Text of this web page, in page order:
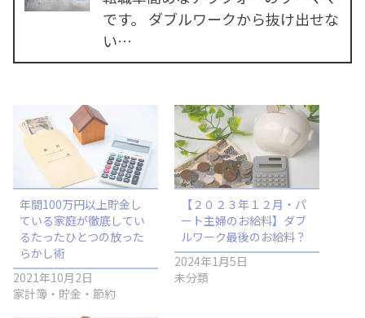
です。 ダブルワークから抜け出せな
い…
年間100万円以上貯金し
ている家庭が徹底してい
るたったひとつの放った
らかし術
2021年10月2日
家計簿・貯金・節約
【２０２３年１２月・パ
ート主婦のお給料】ダブ
ルワーク最後のお給料？
2024年1月5日
未分類